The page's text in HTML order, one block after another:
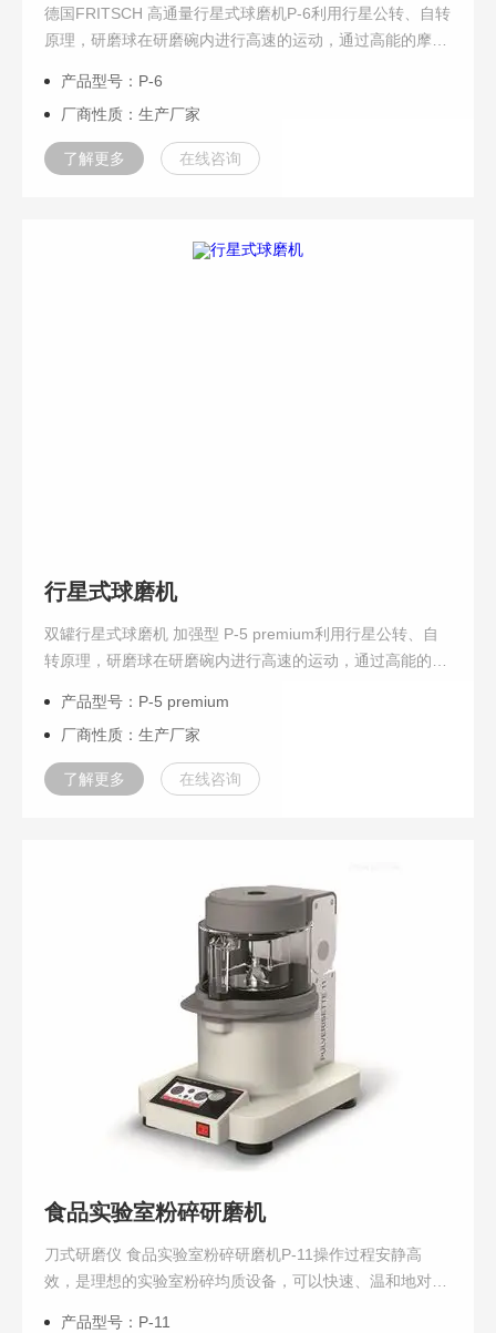
德国FRITSCH 高通量行星式球磨机P-6利用行星公转、自转
原理，研磨球在研磨碗内进行高速的运动，通过高能的摩擦
下。P-6适用于实验室坚硬的到软而...
产品型号：P-6
厂商性质：生产厂家
了解更多 在线咨询
行星式球磨机
双罐行星式球磨机 加强型 P-5 premium利用行星公转、自
转原理，研磨球在研磨碗内进行高速的运动，通过高能的摩
达2.2kw的马达...
产品型号：P-5 premium
厂商性质：生产厂家
了解更多 在线咨询
食品实验室粉碎研磨机
刀式研磨仪 食品实验室粉碎研磨机P-11操作过程安静高
效，是理想的实验室粉碎均质设备，可以快速、温和地对湿
产品型号：P-11